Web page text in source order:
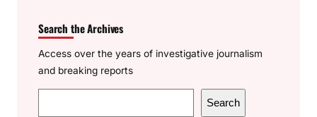
Search the Archives
Access over the years of investigative journalism
and breaking reports
Search